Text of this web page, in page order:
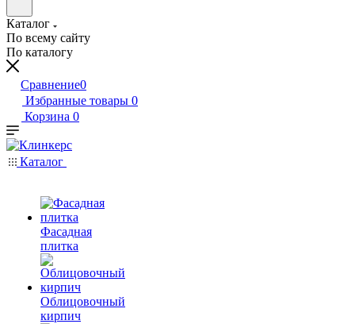
Каталог
По всему сайту
По каталогу
Сравнение0
Избранные товары 0
Корзина 0
Каталог
Фасадная
плитка
Облицовочный
кирпич